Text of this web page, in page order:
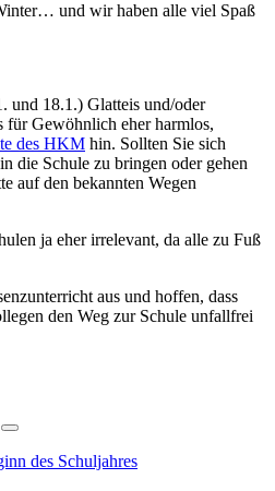
und wir haben alle viel Spaß
und 18.1.) Glatteis und/oder
für Gewöhnlich eher harmlos,
des HKM hin. Sollten Sie sich
die Schule zu bringen oder gehen
auf den bekannten Wegen
ja eher irrelevant, da alle zu Fuß
aus und hoffen, dass
den Weg zur Schule unfallfrei
des Schuljahres